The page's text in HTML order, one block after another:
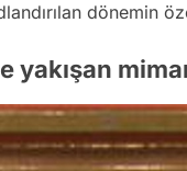
dönemin
yakışan